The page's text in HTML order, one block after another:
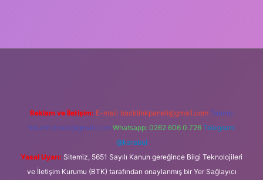
Reklam ve İletişim: E-mail: backlinkpaneli@gmail.com Teams:
forumhizmeti@gmail.com Whatsapp: 0262 606 0 726 Telegram:
@karabul
Yasal Uyarı: Sitemiz, 5651 Sayılı Kanun gereğince Bilgi Teknolojileri
ve İletişim Kurumu (BTK) tarafından onaylanmış bir Yer Sağlayıcı